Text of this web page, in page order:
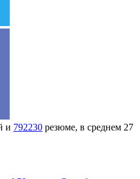
и 792230 резюме, в среднем 27